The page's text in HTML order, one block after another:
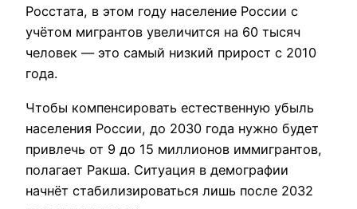
Росстата, в этом году население России с
учётом мигрантов увеличится на 60 тысяч
человек — это самый низкий прирост с 2010
года.
Чтобы компенсировать естественную убыль
населения России, до 2030 года нужно будет
привлечь от 9 до 15 миллионов иммигрантов,
полагает Ракша. Ситуация в демографии
начнёт стабилизироваться лишь после 2032